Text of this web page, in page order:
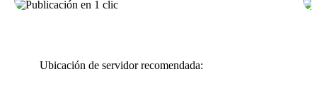
Ubicación de servidor recomendada: